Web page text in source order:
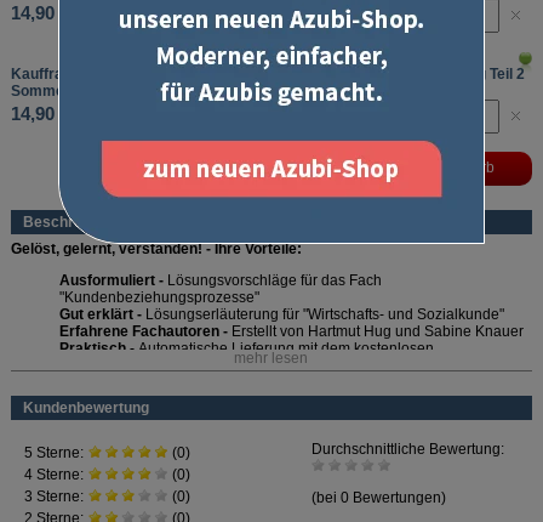
14,90 €
Kauffrau/-mann für Büromanagement Lösungserl. Abschlussprüfung Teil 2
Sommer 2026
14,90 €
Beschreibung
Gelöst, gelernt, verstanden! - Ihre Vorteile:
Ausformuliert -Lösungsvorschläge für das Fach
"Kundenbeziehungsprozesse"
Gut erklärt -Lösungserläuterung für "Wirtschafts- und Sozialkunde"
Erfahrene Fachautoren -Erstellt von Hartmut Hug und Sabine Knauer
Praktisch -Automatische Lieferung mit dem kostenlosen
Perfekt ergänzt:
Lösungserläuterungen abgedruckt. Zur
Original IHK-Abschlussprüfung.
Einfach wissen, wie es geht!
Dank der ausformulierten Lösungsvorschläge für das Prüfungsfach
mehr lesen
Kundenbewertung